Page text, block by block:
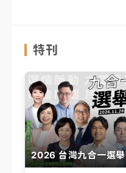
特刊
2026 台灣九合一選舉